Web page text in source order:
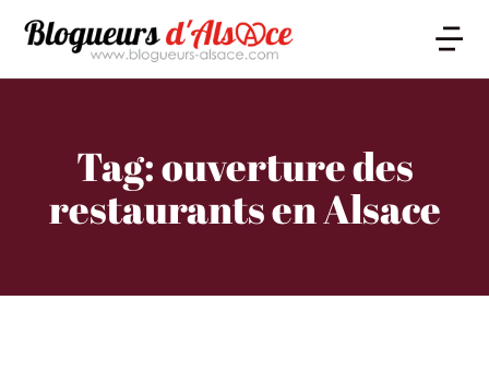
Tag: ouverture des
restaurants en Alsace